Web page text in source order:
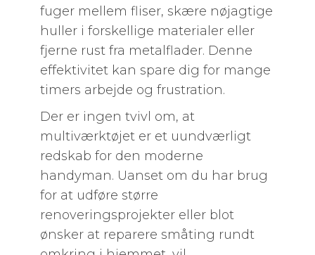
fuger mellem fliser, skære nøjagtige
huller i forskellige materialer eller
fjerne rust fra metalflader. Denne
effektivitet kan spare dig for mange
timers arbejde og frustration.
Der er ingen tvivl om, at
multiværktøjet er et uundværligt
redskab for den moderne
handyman. Uanset om du har brug
for at udføre større
renoveringsprojekter eller blot
ønsker at reparere småting rundt